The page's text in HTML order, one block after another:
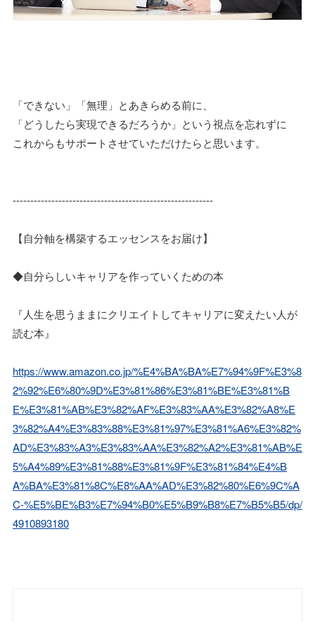
「できない」「無理」とあきらめる前に、
「どうしたら実現できるだろうか」という視点を忘れずに
これからもサポートさせていただけたらと思います。
---------------------------------------------------------
【自分軸を構築するエッセンスをお届け】
◆自分らしいキャリアを作っていくための本
『人生を思うままにクリエイトしてキャリアに変えたい人が
読む本』
https://www.amazon.co.jp/%E4%BA%BA%E7%94%9F%E3%8
2%92%E6%80%9D%E3%81%86%E3%81%BE%E3%81%B
E%E3%81%AB%E3%82%AF%E3%83%AA%E3%82%A8%E
3%82%A4%E3%83%88%E3%81%97%E3%81%A6%E3%82%
AD%E3%83%A3%E3%83%AA%E3%82%A2%E3%81%AB%E
5%A4%89%E3%81%88%E3%81%9F%E3%81%84%E4%B
A%BA%E3%81%8C%E8%AA%AD%E3%82%80%E6%9C%A
C-%E5%BE%B3%E7%94%B0%E5%B9%B8%E7%B5%B5/dp/
4910893180